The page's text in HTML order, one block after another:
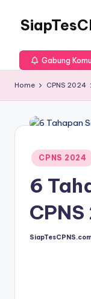
Gabung
Home CPNS 2024
Posted
in
CPNS 2024
6
Posted